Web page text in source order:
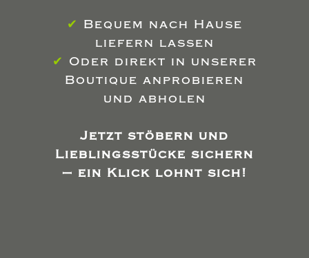
✔ Bequem nach Hause
liefern lassen
✔ Oder direkt in unserer
Boutique anprobieren
und abholen
Jetzt stöbern und
Lieblingsstücke sichern
– ein Klick lohnt sich!